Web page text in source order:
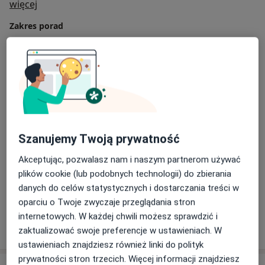
więcej
Zakres porad
Główne obszary pomocy
Bezsenność
Choroba afektywna dwubiegunowa
DDA - dorosłe dzieci alkoholików
Pacjenci których przyjmuję
Dorośli (Tylko pod niektórymi adresami)
Dzieci w wieku od 16 lat (Tylko pod niektórymi
adresami)
Pokaż więcejo doświadczeniu
Szanujemy Twoją prywatność
Akceptując, pozwalasz nam i naszym partnerom używać
plików cookie (lub podobnych technologii) do zbierania
danych do celów statystycznych i dostarczania treści w
oparciu o Twoje zwyczaje przeglądania stron
internetowych. W każdej chwili możesz sprawdzić i
zaktualizować swoje preferencje w ustawieniach. W
ustawieniach znajdziesz również linki do polityk
prywatności stron trzecich. Więcej informacji znajdziesz